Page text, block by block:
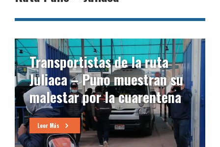
Transportistas de la ruta
Juliaca – Puno muestran su
malestar por la cuarentena
Leer Más